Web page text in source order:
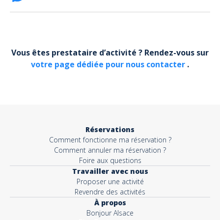
Objet*
Vous êtes prestataire d’activité ? Rendez-vous sur
votre page dédiée pour nous contacter .
Réservations
Comment fonctionne ma réservation ?
Comment annuler ma réservation ?
Foire aux questions
Travailler avec nous
Proposer une activité
Revendre des activités
À propos
Bonjour Alsace